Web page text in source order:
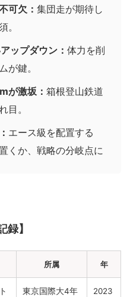
可欠： 集団走が期待し
。
ップダウン： 体力を削
が鍵。
が激坂： 箱根登山鉄道
目。
エース級を配置する
くか、戦略の分岐点に
録】
所属 年
東京国際大4年 2023